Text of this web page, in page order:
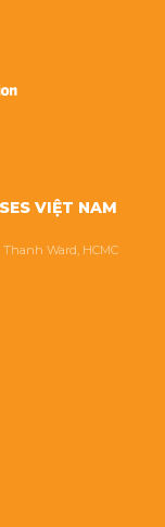
VIỆT NAM
Ward, HCMC